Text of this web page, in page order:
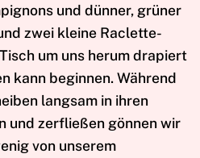
und dünner, grüner
zwei kleine Raclette-
um uns herum drapiert
kann beginnen. Während
langsam in ihren
und zerfließen gönnen wir
von unserem